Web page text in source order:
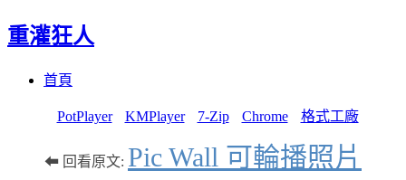
重灌狂人
首頁
PotPlayer KMPlayer 7-Zip Chrome 格式工廠
⬅ 回看原文: Pic Wall 可輪播照片